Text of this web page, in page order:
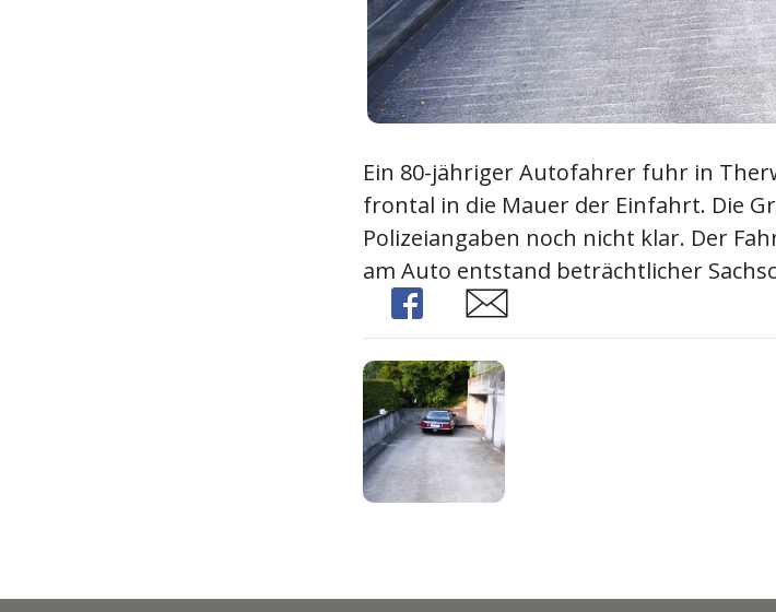
Ein 80-jähriger Autofahrer fuhr in
frontal in die Mauer der Einfahrt. Die
Polizeiangaben noch nicht klar. Der
am Auto entstand beträchtlicher
Share
Share